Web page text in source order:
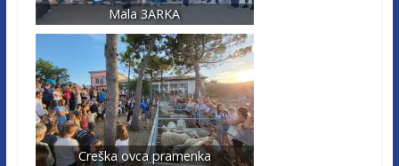
Mala 3ARKA
Creška ovca pramenka